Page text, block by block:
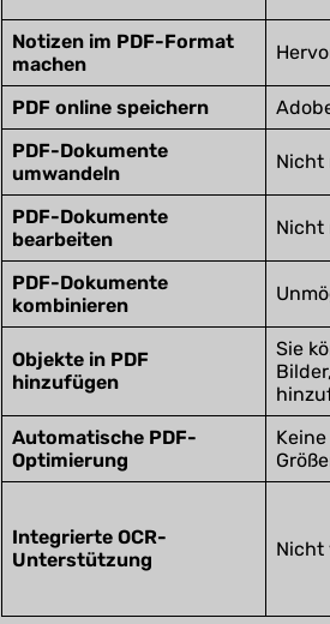
Notizen im PDF-Format
machen
PDF online speichern
PDF-Dokumente
umwandeln
Nicht
PDF-Dokumente
bearbeiten
Nicht
PDF-Dokumente
kombinieren
Objekte in PDF
hinzufügen
Sie
Automatische PDF-
Optimierung
Integrierte OCR-
Unterstützung
Nicht